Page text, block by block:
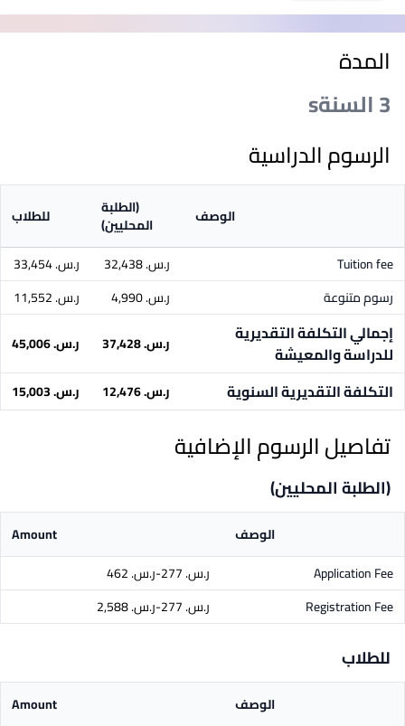
المدة
3 السنةs
الرسوم الدراسية
الوصف (الطلبة
المحليين) للطلاب
Tuition fee ر.س.‏ 32,438
ر.س.‏ 33,454
رسوم متنوعة
ر.س.‏ 4,990 ر.س.‏ 11,552
إجمالي التكلفة التقديرية
للدراسة والمعيشة
ر.س.‏ 37,428 ر.س.‏ 45,006
التكلفة التقديرية السنوية ر.س.‏ 12,476 ر.س.‏ 15,003
تفاصيل الرسوم الإضافية
(الطلبة المحليين)
الوصف
Amount
Application Fee
ر.س.‏ 277-ر.س.‏ 462
Registration Fee
ر.س.‏ 277-ر.س.‏ 2,588
للطلاب
الوصف
Amount